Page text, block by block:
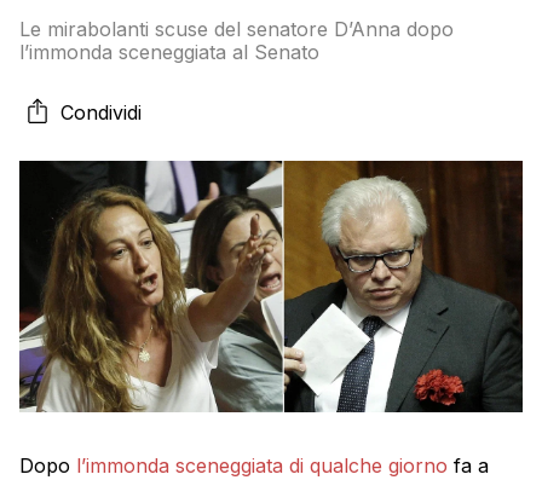
Le mirabolanti scuse del senatore D’Anna dopo
l’immonda sceneggiata al Senato
Condividi
Dopo l’immonda sceneggiata di qualche giorno fa a